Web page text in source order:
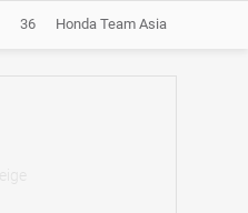
36 Honda Team Asia